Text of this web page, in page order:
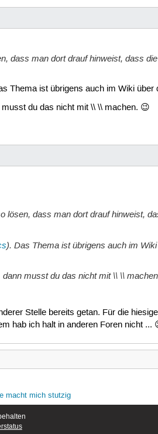
dass man dort drauf hinweist, dass
Thema ist übrigens auch im Wiki über
du das nicht mit \\ \\ machen. 😉
dass man dort drauf hinweist,
). Das Thema ist übrigens auch im
musst du das nicht mit \\ \\
Stelle bereits getan. Für die
hab ich halt in anderen Foren nicht ...
macht mich stutzig